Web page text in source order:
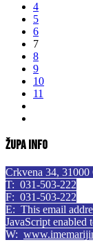
4
5
6
7
8
9
10
11
Župa info
Crkvena 34,
T: 031-503-222
F: 031-503-222
E: This email
JavaScript enabled
W: